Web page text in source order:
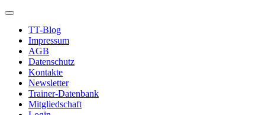
TT-Blog
Impressum
AGB
Datenschutz
Kontakte
Newsletter
Trainer-Datenbank
Mitgliedschaft